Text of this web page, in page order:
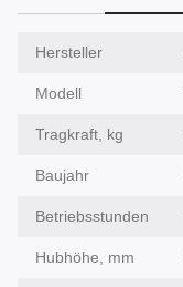
Hersteller
Modell
Tragkraft, kg
Baujahr
Betriebsstunden
Hubhöhe, mm